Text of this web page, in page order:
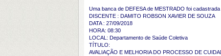
Uma banca de DEFESA de MESTRADO foi cadastrada
DISCENTE : DAMITO ROBSON XAVIER DE SOUZA
DATA : 27/09/2018
HORA: 08:30
LOCAL: Departamento de Saúde Coletiva
TÍTULO:
AVALIAÇÃO E MELHORIA DO PROCESSO DE